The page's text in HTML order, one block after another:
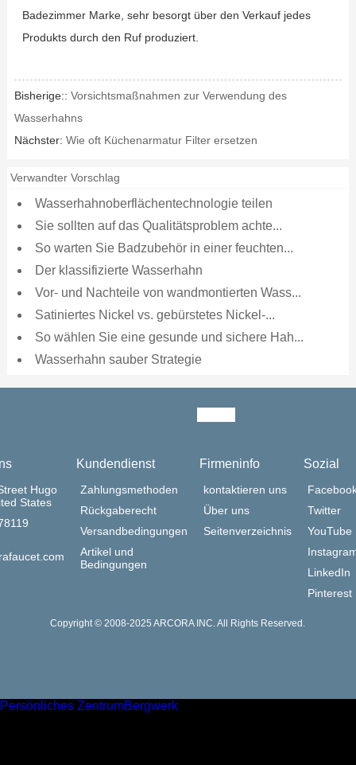
Badezimmer Marke, sehr besorgt über den Verkauf jedes
Produkts durch den Ruf produziert.
Bisherige:: Vorsichtsmaßnahmen zur Verwendung des
Wasserhahns
Nächster: Wie oft Küchenarmatur Filter ersetzen
Verwandter Vorschlag
Wasserhahnoberflächentechnologie teilen
Sie sollten auf das Qualitätsproblem achte...
So warten Sie Badzubehör in einer feuchten...
Der klassifizierte Wasserhahn
Vor- und Nachteile von wandmontierten Wass...
Satiniertes Nickel vs. gebürstetes Nickel-...
So wählen Sie eine gesunde und sichere Hah...
Wasserhahn sauber Strategie
Hugo
States
Kundendienst
Zahlungsmethoden
Rückgaberecht
Versandbedingungen
Artikel und
Bedingungen
Firmeninfo
kontaktieren uns
Über uns
Seitenverzeichnis
Sozial
Twitter
YouTube
LinkedIn
Pinterest
Copyright © 2008-2025 ARCORA INC. All Rights Reserved.
Persönliches ZentrumBergwerk